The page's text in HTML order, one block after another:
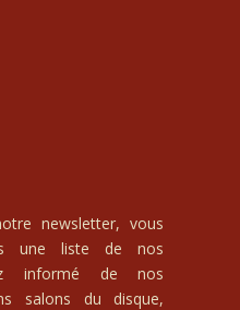
newsletter, vous
une liste de nos
informé de nos
salons du disque,